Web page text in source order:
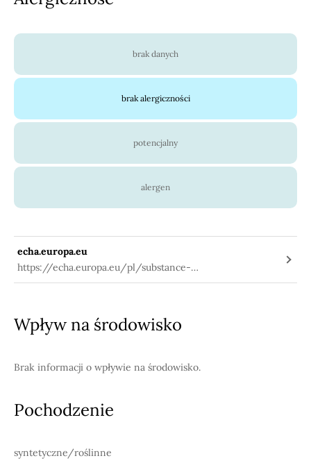
brak danych
brak alergiczności
potencjalny
alergen
echa.europa.eu
https://echa.europa.eu/pl/substance-
information/-/substanceinfo/100.041.080
Wpływ na środowisko
Brak informacji o wpływie na środowisko.
Pochodzenie
syntetyczne/roślinne